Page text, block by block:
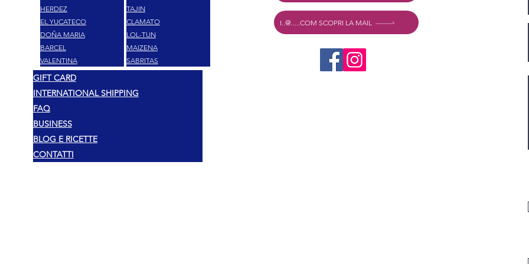
HERDEZ
EL YUCATECO
DOÑA MARIA
BARCEL
VALENTINA
TAJIN
CLAMATO
LOL-TUN
MAIZENA
SABRITAS
GIFT CARD
INTERNATIONAL SHIPPING
FAQ
BUSINESS
BLOG E RICETTE
CONTATTI
I..@.....COM SCOPRI LA MAIL